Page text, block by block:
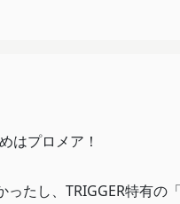
はプロメア！
たし、TRIGGER特有の